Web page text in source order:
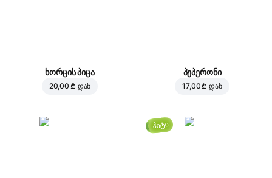
ხორცის პიცა
20,00 ₾ დან
პეპერონი
17,00 ₾ დან
ჰიტი